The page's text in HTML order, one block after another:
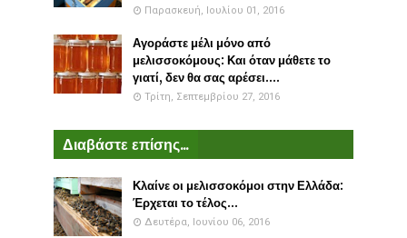
Παρασκευή, Ιουλίου 01, 2016
Αγοράστε μέλι μόνο από
μελισσοκόμους: Και όταν μάθετε το
γιατί, δεν θα σας αρέσει....
Τρίτη, Σεπτεμβρίου 27, 2016
Διαβάστε επίσης...
Κλαίνε οι μελισσοκόμοι στην Ελλάδα:
Έρχεται το τέλος...
Δευτέρα, Ιουνίου 06, 2016